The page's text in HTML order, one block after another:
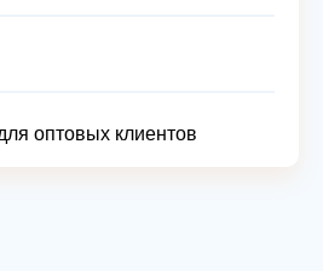
оптовых клиентов